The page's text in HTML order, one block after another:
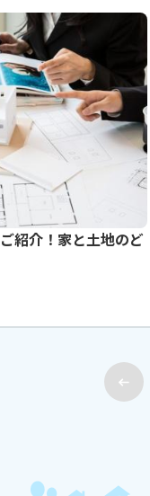
紹介！家と土地のど